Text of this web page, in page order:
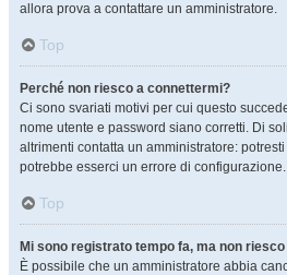
allora prova a contattare un amministratore.
Top
Perché non riesco a connettermi?
Ci sono svariati motivi per cui questo
nome utente e password siano corretti. Di
altrimenti contatta un amministratore:
potrebbe esserci un errore di configurazione.
Top
Mi sono registrato tempo fa, ma non
È possibile che un amministratore abbia